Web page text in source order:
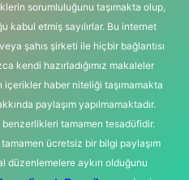
sorumluluğunu taşımakta olup,
kabul etmiş sayılırlar. Bu internet
şahıs şirketi ile hiçbir bağlantısı
kendi hazırladığımız makaleler
içerikler haber niteliği taşımamakta
paylaşım yapılmamaktadır.
tamamen tesadüfidir.
ücretsiz bir bilgi paylaşım
düzenlemelere aykırı olduğunu